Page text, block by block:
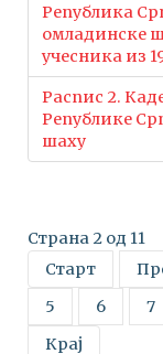
Република
омладинске
учесника из
Распис 2.
Републике
шаху
Страна 2 од 11
Старт
5
6 7
Крај